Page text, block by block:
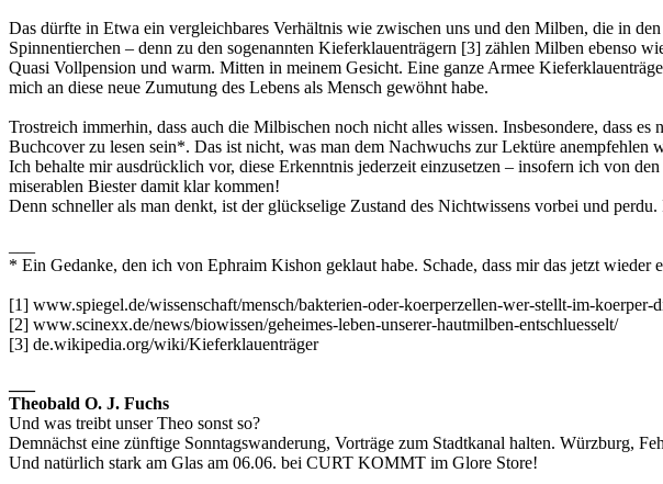
Das dürfte in Etwa ein vergleichbares Verhältnis wie zwischen uns und den Milben, die in
Spinnentierchen – denn zu den sogenannten Kieferklauenträgern [3] zählen Milben ebenso
Quasi Vollpension und warm. Mitten in meinem Gesicht. Eine ganze Armee
mich an diese neue Zumutung des Lebens als Mensch gewöhnt habe.
Trostreich immerhin, dass auch die Milbischen noch nicht alles wissen. Insbesondere, dass
Buchcover zu lesen sein*. Das ist nicht, was man dem Nachwuchs zur Lektüre anempfehlen
Ich behalte mir ausdrücklich vor, diese Erkenntnis jederzeit einzusetzen – insofern ich von
miserablen Biester damit klar kommen!
Denn schneller als man denkt, ist der glückselige Zustand des Nichtwissens vorbei und
* Ein Gedanke, den ich von Ephraim Kishon geklaut habe. Schade, dass mir das jetzt wieder
[1] www.spiegel.de/wissenschaft/mensch/bakterien-oder-koerperzellen-wer-stellt-im-koerper-
[2] www.scinexx.de/news/biowissen/geheimes-leben-unserer-hautmilben-entschluesselt/
[3] de.wikipedia.org/wiki/Kieferklauenträger
Theobald O. J. Fuchs
Und was treibt unser Theo sonst so?
Demnächst eine zünftige Sonntagswanderung, Vorträge zum Stadtkanal halten. Würzburg,
Und natürlich stark am Glas am 06.06. bei CURT KOMMT im Glore Store!